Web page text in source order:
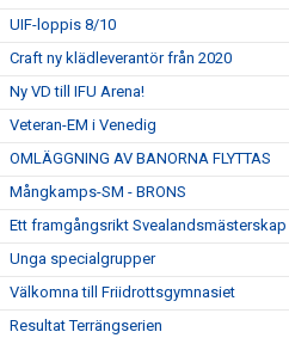
UIF-loppis 8/10
Craft ny klädleverantör från 2020
Ny VD till IFU Arena!
Veteran-EM i Venedig
OMLÄGGNING AV BANORNA FLYTTAS
Mångkamps-SM - BRONS
Ett framgångsrikt Svealandsmästerskap
Unga specialgrupper
Välkomna till Friidrottsgymnasiet
Resultat Terrängserien